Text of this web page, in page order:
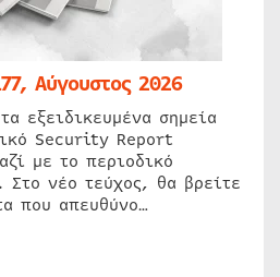
Αύγουστος 2026
εξειδικευμένα σημεία
Security Report
με το περιοδικό
Στο νέο τεύχος, θα βρείτε
που απευθύνο…